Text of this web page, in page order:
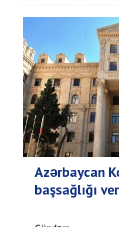
Azərbaycan
başsağlığı